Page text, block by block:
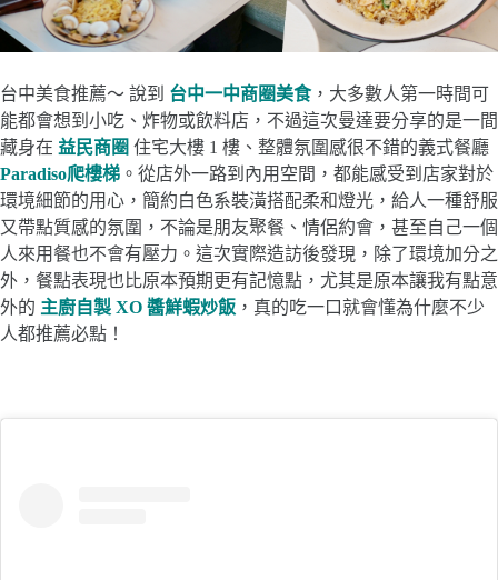
台中美食推薦～ 說到 台中一中商圈美食，大多數人第一時間可
能都會想到小吃、炸物或飲料店，不過這次曼達要分享的是一間
藏身在 益民商圈 住宅大樓 1 樓、整體氛圍感很不錯的義式餐廳
Paradiso爬樓梯 。從店外一路到內用空間，都能感受到店家對於
環境細節的用心，簡約白色系裝潢搭配柔和燈光，給人一種舒服
又帶點質感的氛圍，不論是朋友聚餐、情侶約會，甚至自己一個
人來用餐也不會有壓力。這次實際造訪後發現，除了環境加分之
外，餐點表現也比原本預期更有記憶點，尤其是原本讓我有點意
外的 主廚自製 XO 醬鮮蝦炒飯 ，真的吃一口就會懂為什麼不少
人都推薦必點！